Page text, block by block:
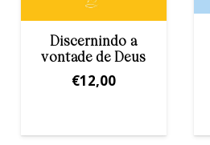
Consolação
Espiritual
€16,50